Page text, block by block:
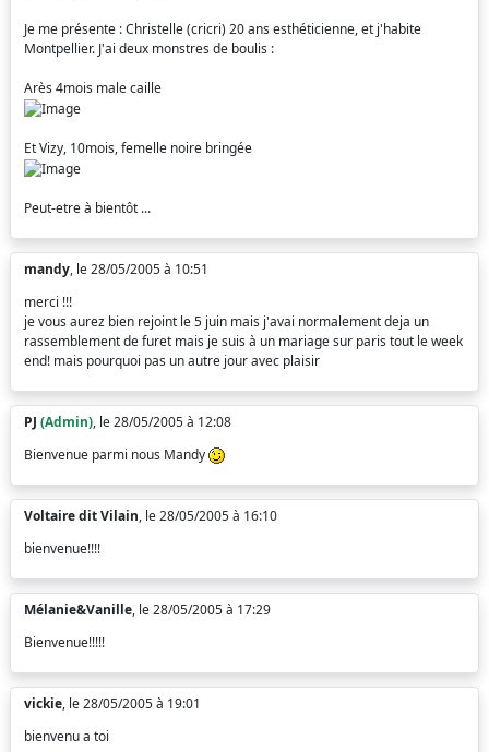
Je me présente : Christelle (cricri) 20 ans esthéticienne, et j'habite
Montpellier. J'ai deux monstres de boulis :
Arès 4mois male caille
Et Vizy, 10mois, femelle noire bringée
Peut-etre à bientôt ...
mandy, le 28/05/2005 à 10:51
merci !!!
je vous aurez bien rejoint le 5 juin mais j'avai normalement deja un
rassemblement de furet mais je suis à un mariage sur paris tout le week
end! mais pourquoi pas un autre jour avec plaisir
PJ (Admin), le 28/05/2005 à 12:08
Bienvenue parmi nous Mandy
Voltaire dit Vilain, le 28/05/2005 à 16:10
bienvenue!!!!
Mélanie&Vanille, le 28/05/2005 à 17:29
Bienvenue!!!!!
vickie, le 28/05/2005 à 19:01
bienvenu a toi